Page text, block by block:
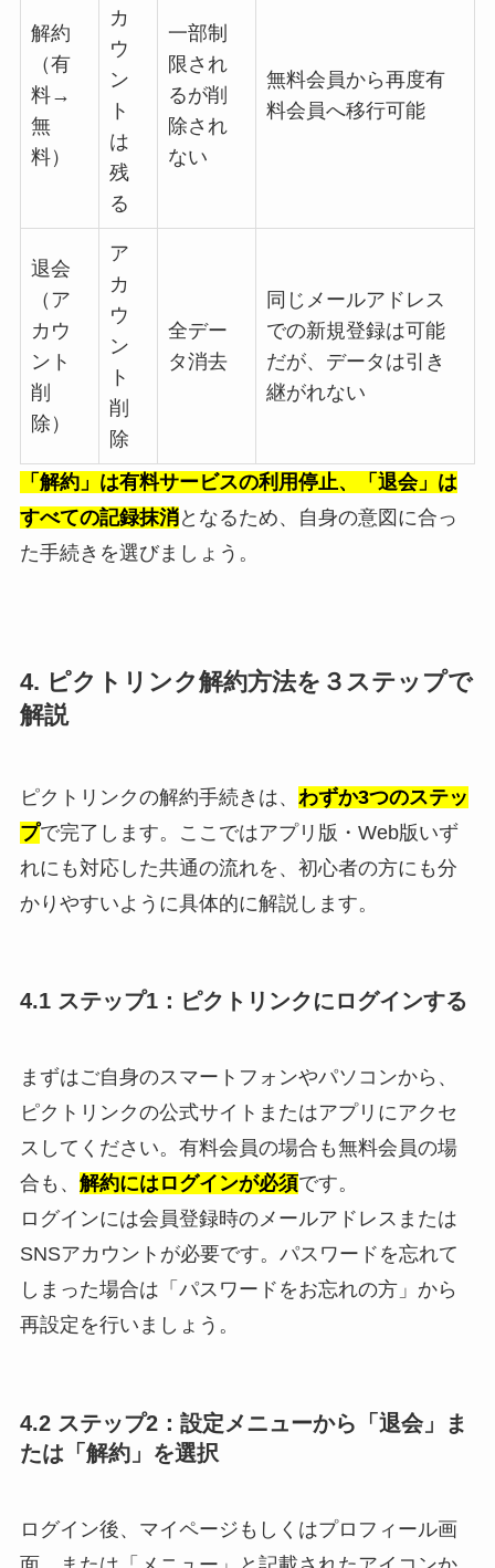
解約
（有
料→
無
料）
カ
ウ
ン
ト
は
残
る
一部制
限され
るが削
除され
ない
無料会員から再度有
料会員へ移行可能
退会
（ア
カウ
ント
削
除）
ア
カ
ウ
ン
ト
削
除
全デー
タ消去
同じメールアドレス
での新規登録は可能
だが、データは引き
継がれない
「解約」は有料サービスの利用停止、「退会」は
すべての記録抹消となるため、自身の意図に合っ
た手続きを選びましょう。
4. ピクトリンク解約方法を３ステップで
解説
ピクトリンクの解約手続きは、 わずか3つのステッ
プで完了します。ここではアプリ版・Web版いず
れにも対応した共通の流れを、初心者の方にも分
かりやすいように具体的に解説します。
4.1 ステップ1：ピクトリンクにログインする
まずはご自身のスマートフォンやパソコンから、
ピクトリンクの公式サイトまたはアプリにアクセ
スしてください。有料会員の場合も無料会員の場
合も、 解約にはログインが必須です。
ログインには会員登録時のメールアドレスまたは
SNSアカウントが必要です。パスワードを忘れて
しまった場合は「パスワードをお忘れの方」から
再設定を行いましょう。
4.2 ステップ2：設定メニューから「退会」ま
たは「解約」を選択
ログイン後、マイページもしくはプロフィール画